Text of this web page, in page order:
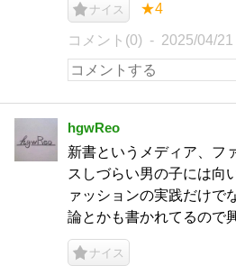
ナイス ★4
コメント(0) 2025/04/21
hgwReo
新書というメディア、フ
スしづらい男の子には向
ァッションの実践だけで
論とかも書かれてるので
ナイス